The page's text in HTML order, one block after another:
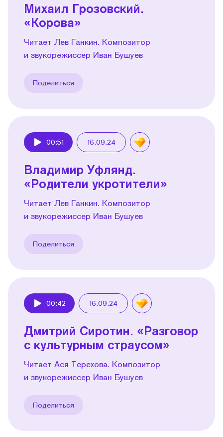
Михаил Грозовский.
«Корова»
Читает Лев Ганкин. Композитор
и звукорежиссер Иван Бушуев
Поделиться
00:51 16.09.24
Владимир Уфлянд.
«Родители укротители»
Читает Лев Ганкин. Композитор
и звукорежиссер Иван Бушуев
Поделиться
00:42 16.09.24
Дмитрий Сиротин. «Разговор
с культурным страусом»
Читает Ася Терехова. Композитор
и звукорежиссер Иван Бушуев
Поделиться